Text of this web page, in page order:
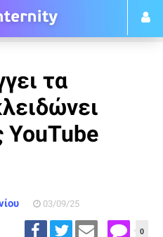
τα
YouTube
03/09/25
0